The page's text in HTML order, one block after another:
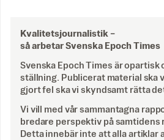
Kvalitetsjournalistik –
så arbetar Svenska Epoch Times
Svenska Epoch Times är
ställning. Publicerat material ska
gjort fel ska vi skyndsamt rätta
Vi vill med vår sammantagna
bredare perspektiv på samtidens
Detta innebär inte att alla artiklar